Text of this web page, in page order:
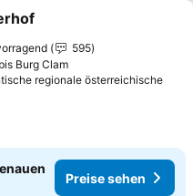
hinzufügen
595
Burg Clam
regionale österreichische
Preise sehen